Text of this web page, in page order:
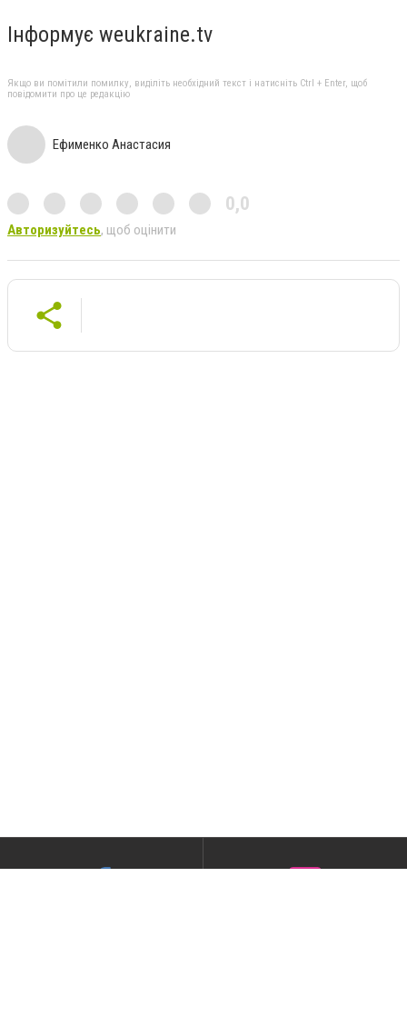
Інформує weukraine.tv
Якщо ви помітили помилку, виділіть необхідний текст і натисніть Ctrl + Enter, щоб
повідомити про це редакцію
Ефименко Анастасия
0,0
Авторизуйтесь, щоб оцінити